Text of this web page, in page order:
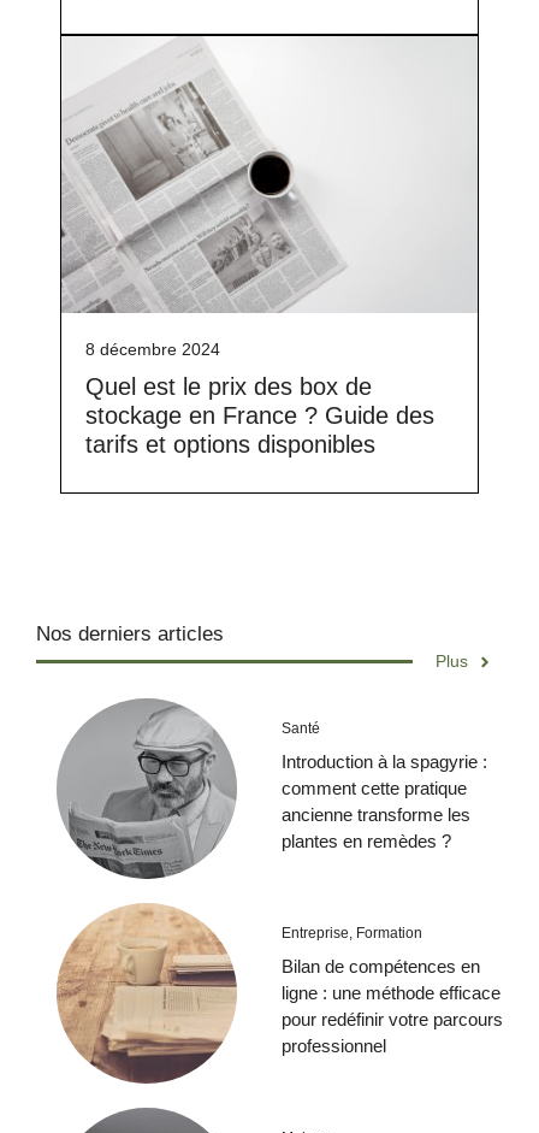
8 décembre 2024
Quel est le prix des box de
stockage en France ? Guide des
tarifs et options disponibles
Nos derniers articles
Plus
Santé
Introduction à la spagyrie :
comment cette pratique
ancienne transforme les
plantes en remèdes ?
Entreprise, Formation
Bilan de compétences en
ligne : une méthode efficace
pour redéfinir votre parcours
professionnel